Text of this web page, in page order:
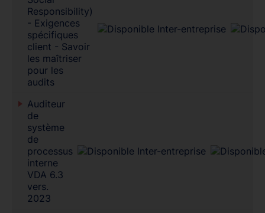
Responsibility)
- Exigences
spécifiques
client - Savoir
les maîtriser
pour les
audits
Auditeur
de
système
de
processus
interne
VDA 6.3
vers.
2023